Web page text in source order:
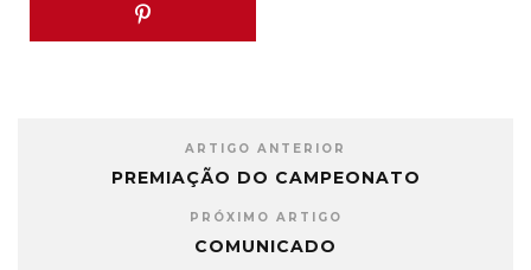
ARTIGO ANTERIOR
PREMIAÇÃO DO CAMPEONATO
PRÓXIMO ARTIGO
COMUNICADO